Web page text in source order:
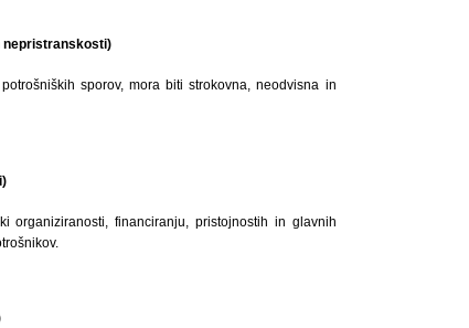
nepristranskosti)
sporov, mora biti strokovna, neodvisna in
organiziranosti, financiranju, pristojnostih in glavnih